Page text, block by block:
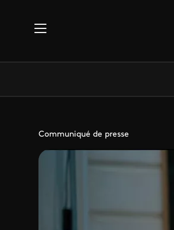
Communiqué de presse